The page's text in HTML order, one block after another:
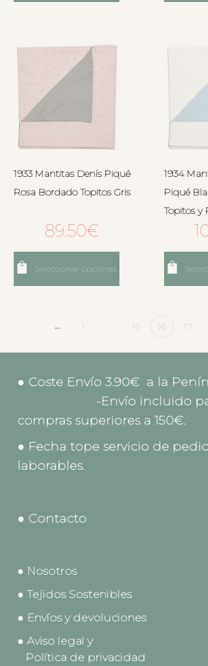
1933 Mantitas Denís Piqué
Rosa Bordado Topitos Gris
89.50€
Seleccionar opciones
1934
Piqué
Topitos y
← 1 … 15 16 17
● Coste Envío 3.90€ a la
-Envío incluido
compras superiores a 150€.
● Fecha tope servicio de
laborables.
● Contacto
● Nosotros
● Tejidos Sostenibles
● Envíos y devoluciones
● Aviso legal y
Política de privacidad